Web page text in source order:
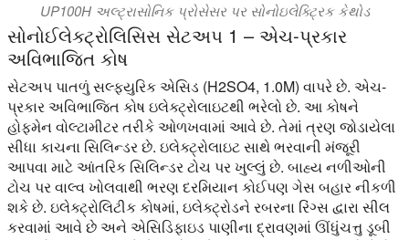
UP100H અલ્ટ્રાસોનિક પ્રોસેસર પર સોનોઇલેક્ટ્રિક કેથોડ
સોનોઈલેક્ટ્રોલિસિસ સેટઅપ 1 – એચ-પ્રકાર
અવિભાજિત કોષ
સેટઅપ પાતળું સલ્ફ્યુરિક એસિડ (H2SO4, 1.0M) વાપરે છે. એચ-
પ્રકાર અવિભાજિત કોષ ઇલેક્ટ્રોલાઇટથી ભરેલો છે. આ કોષને
હોફમેન વોલ્ટામીટર તરીકે ઓળખવામાં આવે છે. તેમાં ત્રણ જોડાયેલા
સીધા કાચના સિલિન્ડર છે. ઇલેક્ટ્રોલાઇટ સાથે ભરવાની મંજૂરી
આપવા માટે આંતરિક સિલિન્ડર ટોચ પર ખુલ્લું છે. બાહ્ય નળીઓની
ટોચ પર વાલ્વ ખોલવાથી ભરણ દરમિયાન કોઈપણ ગેસ બહાર નીકળી
શકે છે. ઇલેક્ટ્રોલિટીક કોષમાં, ઇલેક્ટ્રોડને રબરના રિંગ્સ દ્વારા સીલ
કરવામાં આવે છે અને એસિડિફાઇડ પાણીના દ્રાવણમાં ઊંધુંચત્તુ ડૂબી